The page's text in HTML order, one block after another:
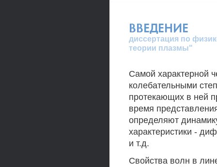
ВВЕДЕНИЕ
диссертация по
теории плазмы"
Самой характерной
колебательными
протекающих в ней
время
определяют
характеристики -
и т.д.
Свойства волн в